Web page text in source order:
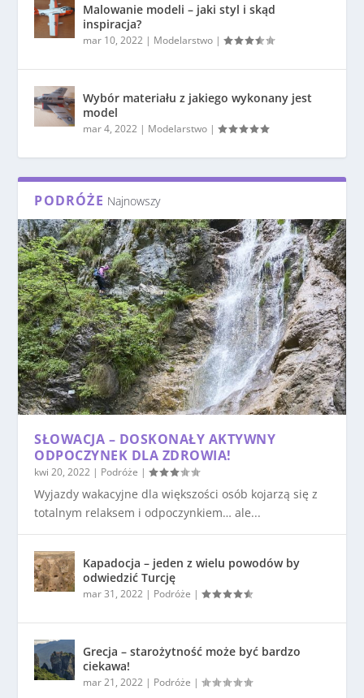
Malowanie modeli – jaki styl i skąd
inspiracja?
mar 10, 2022 | Modelarstwo |
Wybór materiału z jakiego wykonany jest
model
mar 4, 2022 | Modelarstwo |
PODRÓŻE Najnowszy
SŁOWACJA – DOSKONAŁY AKTYWNY
ODPOCZYNEK DLA ZDROWIA!
kwi 20, 2022 | Podróże |
Wyjazdy wakacyjne dla większości osób kojarzą się z
totalnym relaksem i odpoczynkiem… ale...
Kapadocja – jeden z wielu powodów by
odwiedzić Turcję
mar 31, 2022 | Podróże |
Grecja – starożytność może być bardzo
ciekawa!
mar 21, 2022 | Podróże |